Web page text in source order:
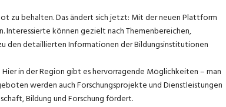
zu behalten. Das ändert sich jetzt: Mit der neuen Plattform
Interessierte können gezielt nach Themenbereichen,
den detaillierten Informationen der Bildungsinstitutionen
in der Region gibt es hervorragende Möglichkeiten – man
werden auch Forschungsprojekte und Dienstleistungen
Bildung und Forschung fördert.